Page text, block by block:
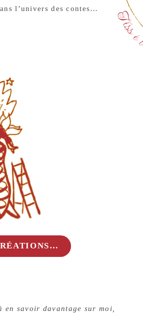
l’univers des contes…
en savoir davantage sur moi,